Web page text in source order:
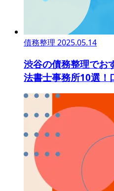
債務整理 2025.05.14
渋谷の債務整理でお
法書士事務所10選！